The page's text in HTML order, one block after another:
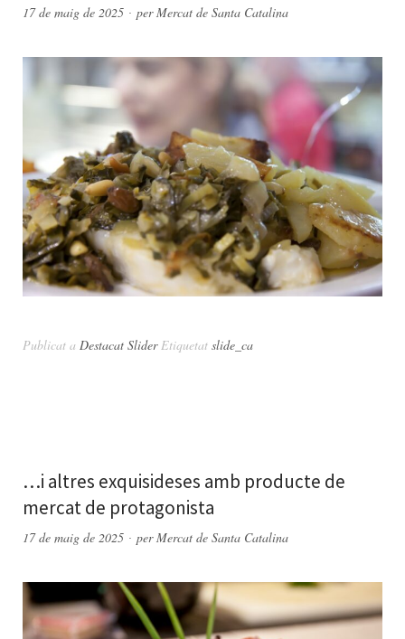
17 de maig de 2025 perMercat de Santa Catalina
Publicat a Destacat Slider Etiquetat slide_ca
…i altres exquisideses amb producte de
mercat de protagonista
17 de maig de 2025 perMercat de Santa Catalina